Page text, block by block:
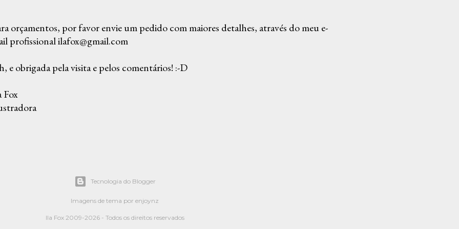
orçamentos, por favor envie um pedido com maiores detalhes, através do meu e-
profissional ilafox@gmail.com
e obrigada pela visita e pelos comentários! :-D
Fox
Tecnologia do Blogger
Imagens de tema por enjoynz
Ila Fox 2009-2026 - Todos os direitos reservados